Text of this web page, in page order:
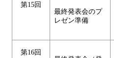
第15回
最終発表会のプ
レゼン準備
第16回